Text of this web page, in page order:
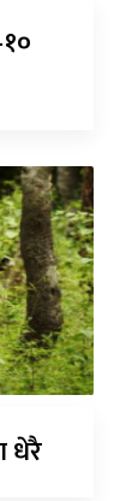
धेरै